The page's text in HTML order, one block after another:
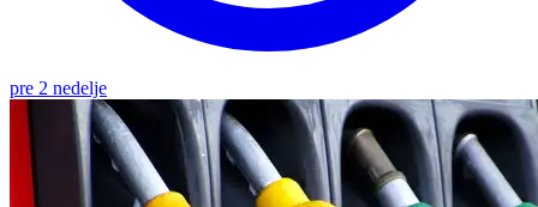
pre 2 nedelje